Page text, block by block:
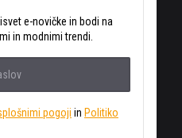
e-novičke in bodi na
in modnimi trendi.
pogoji in Politiko